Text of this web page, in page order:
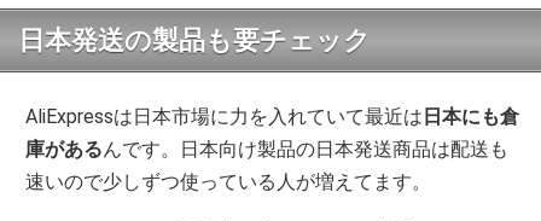
日本発送の製品も要チェック
AliExpressは日本市場に力を入れていて最近は 日本にも倉
庫があるんです。日本向け製品の日本発送商品は配送も
速いので少しずつ使っている人が増えてます。